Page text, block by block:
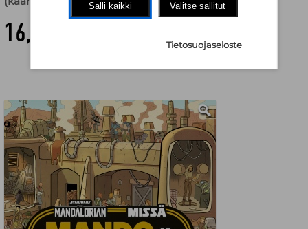
16,80 €
Salli kaikki Valitse sallitut
Tietosuojaseloste